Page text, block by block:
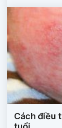
Cách điều